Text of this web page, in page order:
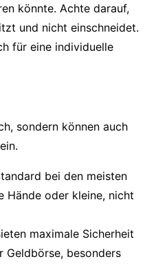
könnte. Achte darauf,
und nicht einschneidet.
für eine individuelle
sondern können auch
bei den meisten
Hände oder kleine, nicht
maximale Sicherheit
Geldbörse, besonders